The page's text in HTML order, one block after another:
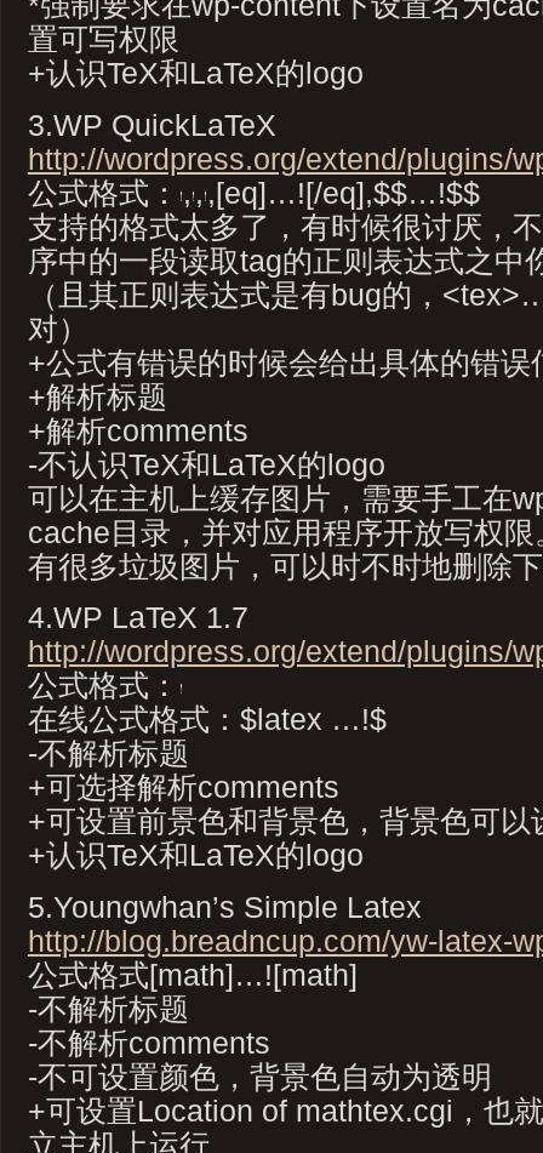
置可写权限
+认识TeX和LaTeX的logo
3.WP QuickLaTeX
http://wordpress.org/extend/plugins/
公式格式： , , ,[eq]…![/eq],$$…!$$
支持的格式太多了，有时候很讨厌，
序中的一段读取tag的正则表达式之中
（且其正则表达式是有bug的，
对）
+公式有错误的时候会给出具体的错误
+解析标题
+解析comments
-不认识TeX和LaTeX的logo
可以在主机上缓存图片，需要手工在
cache目录，并对应用程序开放写权
有很多垃圾图片，可以时不时地删除下
4.WP LaTeX 1.7
http://wordpress.org/extend/plugins/
公式格式：
在线公式格式：$latex …!$
-不解析标题
+可选择解析comments
+可设置前景色和背景色，背景色可以
+认识TeX和LaTeX的logo
5.Youngwhan’s Simple Latex
http://blog.breadncup.com/yw-latex-
公式格式[math]…![math]
-不解析标题
-不解析comments
-不可设置颜色，背景色自动为透明
+可设置Location of mathtex.cgi，也
立主机上运行